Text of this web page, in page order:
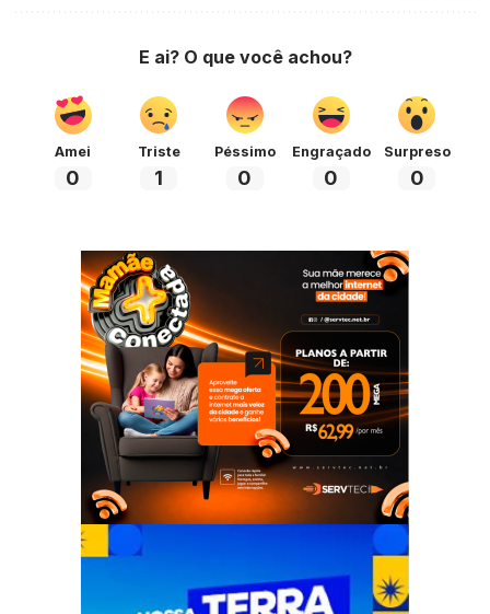
E ai? O que você achou?
Amei
0
Triste
1
Péssimo
0
Engraçado
0
Surpreso
0